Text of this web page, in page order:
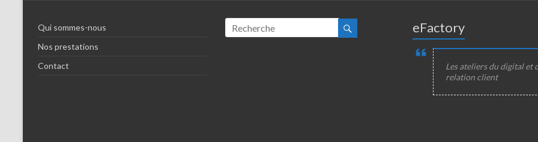
Qui sommes-nous
Nos prestations
Contact
eFactory
Les ateliers du digital et
relation client